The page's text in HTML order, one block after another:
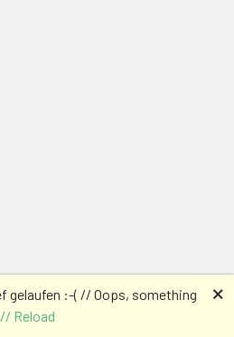
gelaufen :-( // Oops, something
Reload
🗙